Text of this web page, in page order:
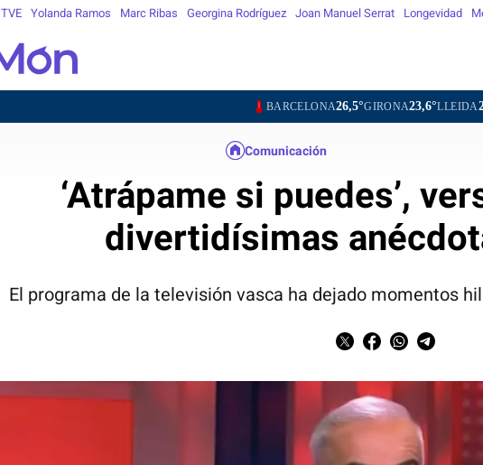
TVE Yolanda Ramos Marc Ribas Georgina Rodríguez Joan Manuel Serrat Longevidad
BARCELONA26,5°GIRONA23,6°LLEIDA25,9°
Comunicación
‘Atrápame si puedes’,
divertidísimas
El programa de la televisión vasca ha dejado momentos